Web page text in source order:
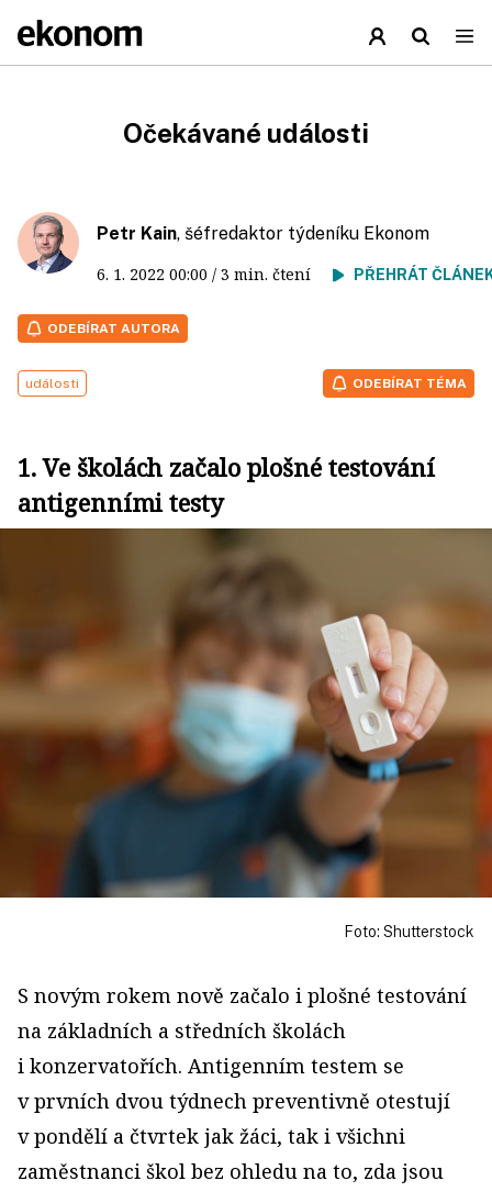
Očekávané události
Petr Kain, šéfredaktor týdeníku Ekonom
6. 1. 2022 00:00 / 3 min. čtení PŘEHRÁT
ODEBÍRAT AUTORA
události ODEBÍRAT TÉMA
1. Ve školách začalo plošné testování
antigenními testy
Foto: Shutterstock
S novým rokem nově začalo i plošné testování
na základních a středních školách
i konzervatořích. Antigenním testem se
v prvních dvou týdnech preventivně otestují
v pondělí a čtvrtek jak žáci, tak i všichni
zaměstnanci škol bez ohledu na to, zda jsou